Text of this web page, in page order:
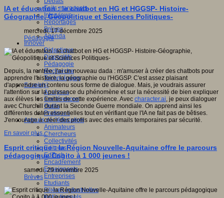
Faits marquants
Interviews
Reportages
Brèves
Agenda
Innover
Didactique
Dispositifs
Pédagogie
Recherche
Technologies
Savoir(s)
Analyses
Conférences
Outils
Pratiques
Acteurs de l'éducation
Animateurs
Chercheurs
Collectivités
Editeurs
EdTech
Encadrement
Enseignants
Entreprises
Etudiants
Filières industrielles
IA et éducation : le chatbot en HG et HGGSP- Histoire-
Géographie, Géopolitique et Sciences Politiques-
mercredi, 17 décembre 2025
Pédagogie
Depuis, la rentrée, j'ai un nouveau dada : m'amuser à créer des chatbots pour
apprendre l'histoire, la géographie ou l'HGGSP. C'est assez plaisant
d'apprendre un contenu sous forme de dialogue. Mais, je voudrais assurer
l'attention sur la puissance du phénomène et sur la nécessité de bien expliquer
aux élèves les limites de cette expérience. Avec character.ai, je peux dialoguer
avec Churchill durant la Seconde Guerre mondiale. On apprend ainsi les
différentes dates essentielles tout en vérifiant que l'IA ne fait pas de bêtises.
J'encourage à créer des profils avec des emails temporaires par sécurité.
En savoir plus...
Esprit critique : la Région Nouvelle-Aquitaine offre le parcours
pédagogique Cogito à 1 000 jeunes !
samedi, 29 novembre 2025
Brèves
,